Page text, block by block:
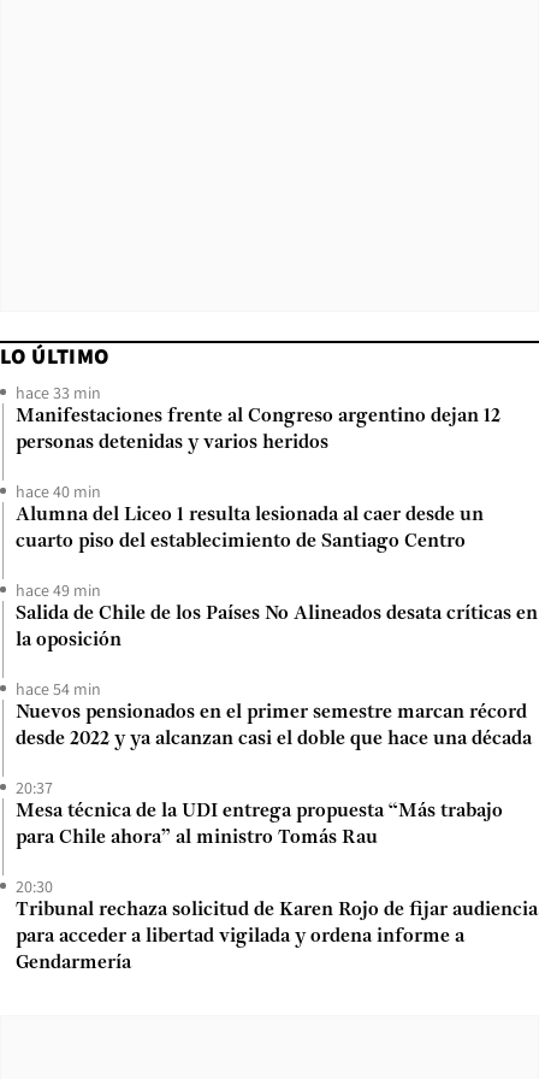
LO ÚLTIMO
hace 33 min
Manifestaciones frente al Congreso argentino dejan 12
personas detenidas y varios heridos
hace 40 min
Alumna del Liceo 1 resulta lesionada al caer desde un
cuarto piso del establecimiento de Santiago Centro
hace 49 min
Salida de Chile de los Países No Alineados desata críticas en
la oposición
hace 54 min
Nuevos pensionados en el primer semestre marcan récord
desde 2022 y ya alcanzan casi el doble que hace una década
20:37
Mesa técnica de la UDI entrega propuesta “Más trabajo
para Chile ahora” al ministro Tomás Rau
20:30
Tribunal rechaza solicitud de Karen Rojo de fijar audiencia
para acceder a libertad vigilada y ordena informe a
Gendarmería